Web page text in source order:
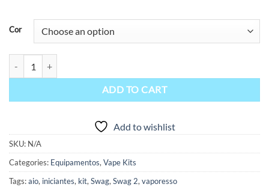
Cor
ADD TO CART
Add to wishlist
SKU: N/A
Categories: Equipamentos, Vape Kits
Tags:aio, iniciantes, kit, Swag, Swag 2, vaporesso